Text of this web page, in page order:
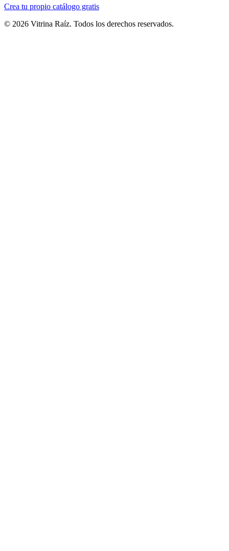
Crea tu propio catálogo gratis
© 2026 Vitrina Raíz. Todos los derechos reservados.